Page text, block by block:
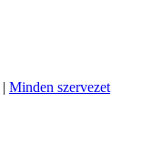
| Minden szervezet